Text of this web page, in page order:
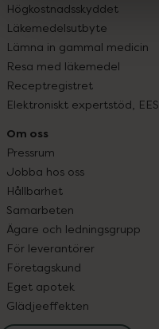
Högkostnadsskyddet
Läkemedelsutbyte
Lämna in gammal medicin
Resa med läkemedel
Receptregistret
Elektroniskt expertstöd, EES
Om oss
Pressrum
Jobba hos oss
Hållbarhet
Samarbeten
Ägare och ledningsgrupp
För leverantörer
Företagskund
Eget apotek
Glädjeeffekten